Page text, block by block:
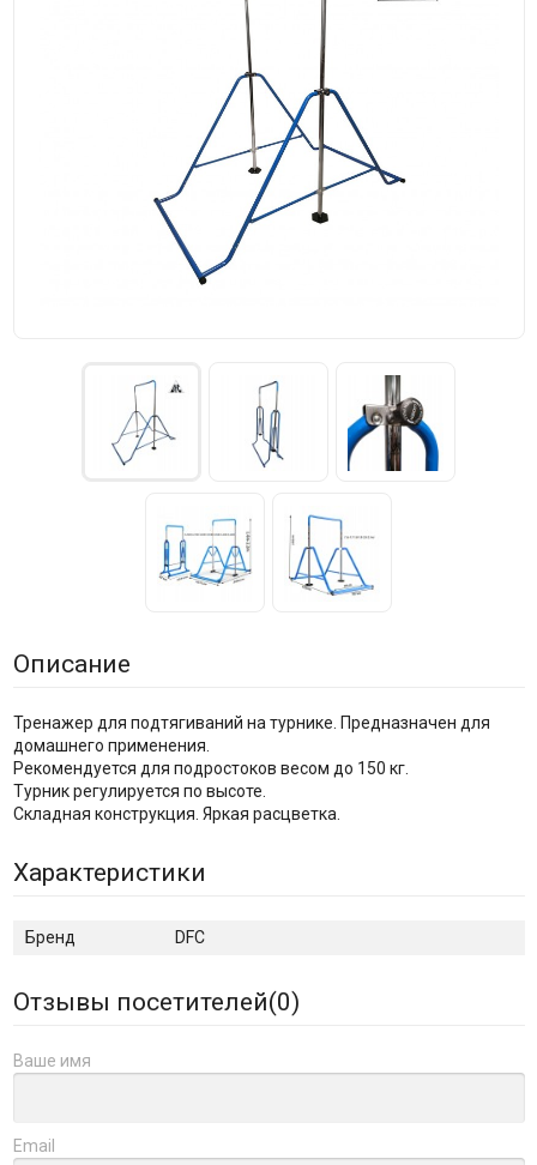
Описание
Тренажер для подтягиваний на турнике. Предназначен для
домашнего применения.
Рекомендуется для подростоков весом до 150 кг.
Турник регулируется по высоте.
Складная конструкция. Яркая расцветка.
Характеристики
Бренд DFC
Отзывы посетителей(0)
Ваше имя
Email